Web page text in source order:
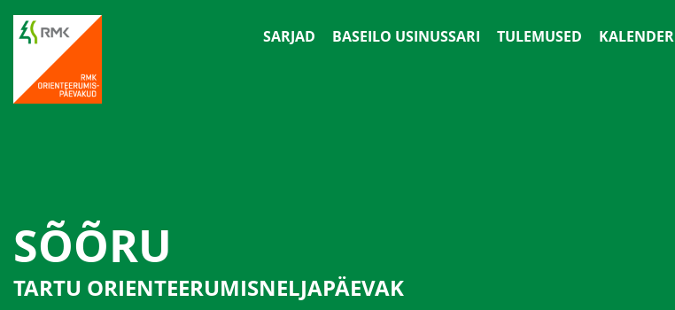
SARJAD BASEILO USINUSSARI TULEMUSED KALENDER
SÕÕRU
TARTU ORIENTEERUMISNELJAPÄEVAK